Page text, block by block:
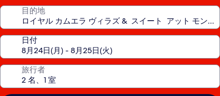
目的地
日付
旅行者